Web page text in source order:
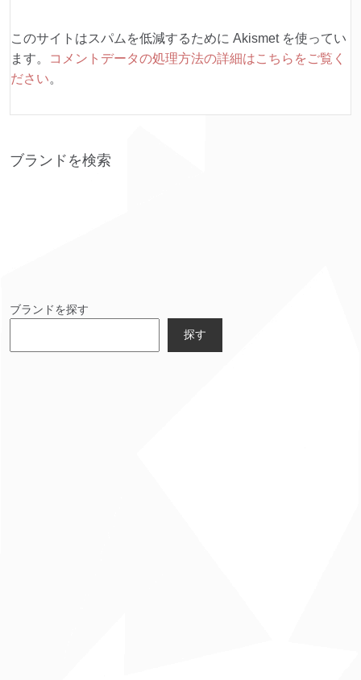
このサイトはスパムを低減するために Akismet を使ってい
ます。
コメントデータの処理方法の詳細はこちらをご覧く
ださい。
ブランドを検索
ブランドを探す
探す